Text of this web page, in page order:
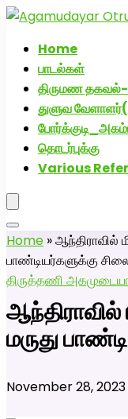
Home
பாடல்கள்
திருமண
துளுவ
தொடர்புக்கு
Various
Home »ஆந்திராவில்
பாண்டியர்களுக்கு
திருத்தணி
மருது
November 28, 2023
அகமுடையார்